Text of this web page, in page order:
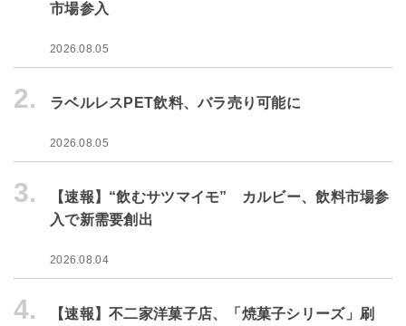
市場参入
2026.08.05
2. ラベルレスPET飲料、バラ売り可能に
2026.08.05
3.
【速報】“飲むサツマイモ” カルビー、飲料市場参
入で新需要創出
2026.08.04
4.
【速報】不二家洋菓子店、「焼菓子シリーズ」刷